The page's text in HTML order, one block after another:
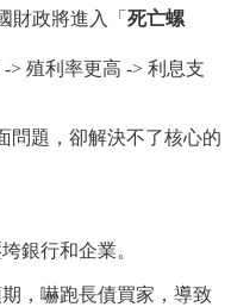
財政將進入「 死亡螺
> 殖利率更高 -> 利息支
問題，卻解決不了核心的
銀行和企業。
，嚇跑長債買家，導致